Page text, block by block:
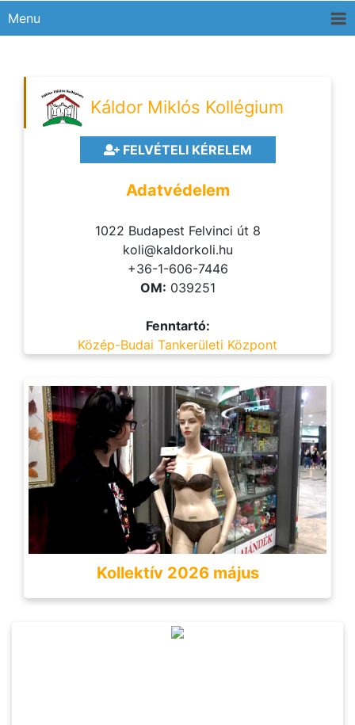
Menu
Káldor Miklós Kollégium
FELVÉTELI KÉRELEM
Adatvédelem
1022 Budapest Felvinci út 8
koli@kaldorkoli.hu
+36-1-606-7446
OM: 039251
Fenntartó:
Közép-Budai Tankerületi Központ
Kollektív 2026 május